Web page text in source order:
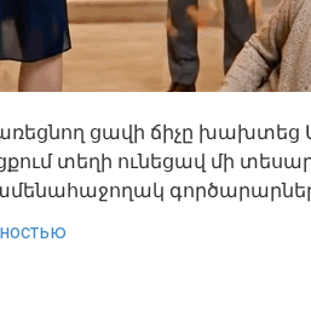
ցավի ճիչը խախտեց
տեղի ունեցավ մի